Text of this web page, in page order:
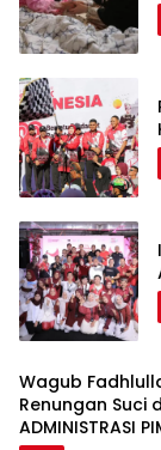
Wagub
Renungan Suci
ADMINISTRASI